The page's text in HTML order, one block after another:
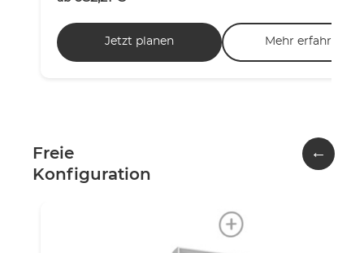
Jetzt planen Mehr erfahren
Freie
Konfiguration
←